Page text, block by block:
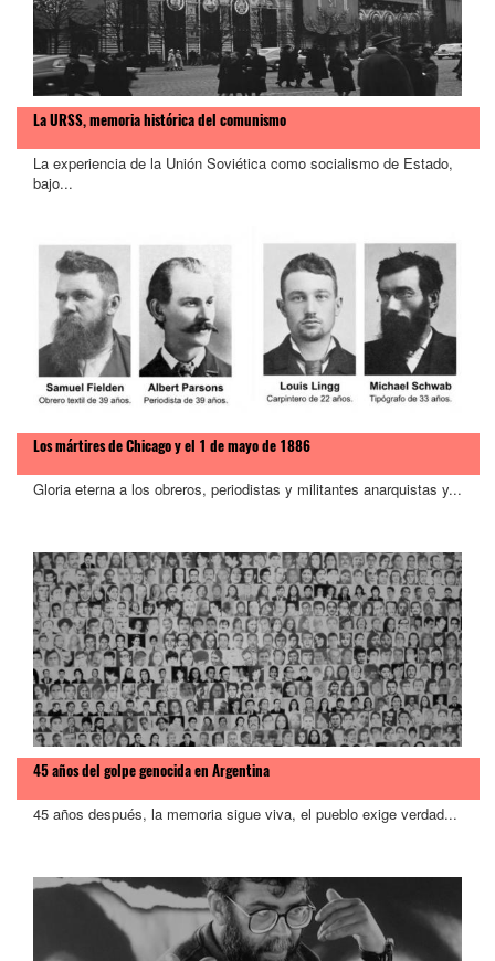
La URSS, memoria histórica del comunismo
La experiencia de la Unión Soviética como socialismo de Estado,
bajo...
Los mártires de Chicago y el 1 de mayo de 1886
Gloria eterna a los obreros, periodistas y militantes anarquistas y...
45 años del golpe genocida en Argentina
45 años después, la memoria sigue viva, el pueblo exige verdad...